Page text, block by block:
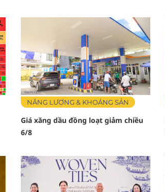
NĂNG LƯỢNG & KHOÁNG SẢN
Giá xăng dầu đồng loạt giảm chiều
6/8